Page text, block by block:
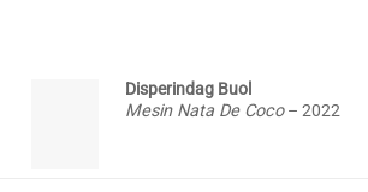
Disperindag Buol
Mesin Nata De Coco– 2022